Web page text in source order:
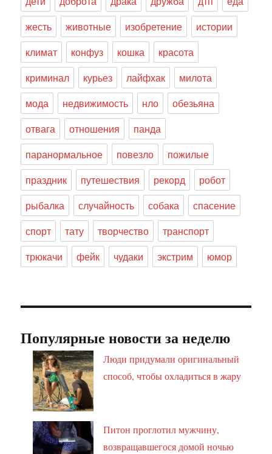
жесть
животные изобретение
истории
климат
конфуз кошка
красота
криминал
курьез лайфхак
милота
мода
недвижимость нло
обезьяна
отвага
отношения
панда
паранормальное
повезло
пожилые
праздник
путешествия рекорд
робот
рыбалка
случайность собака
спасение
спорт
тату творчество
транспорт
трюкачи
фейк чудаки экстрим юмор
Популярные новости за неделю
Люди придумали оригинальный
способ, чтобы охладиться в жару
Питон проглотил мужчину,
возвращавшегося домой ночью